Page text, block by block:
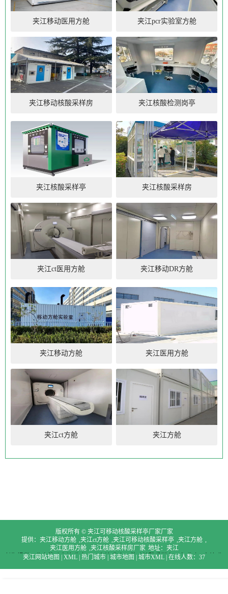
夹江移动医用方舱 夹江pcr实验室方舱
夹江移动核酸采样房 夹江核酸检测岗亭
夹江核酸采样亭 夹江核酸采样房
夹江ct医用方舱 夹江移动DR方舱
夹江移动方舱 夹江医用方舱
夹江ct方舱 夹江方舱
版权所有 © 夹江可移动核酸采样亭厂家厂家
提供： 夹江移动方舱 ,夹江ct方舱 ,夹江可移动核酸采样亭厂家
,夹江方舱 ,
夹江医用方舱 ,夹江核酸采样房厂家 地址：夹江
长期提供：北京移动方舱,北京医用方舱,北京可移动核酸采样亭厂家,北京ct方舱,北
夹江网站地图 XML 热门城市 城市地图 城市XML 在线人数：37